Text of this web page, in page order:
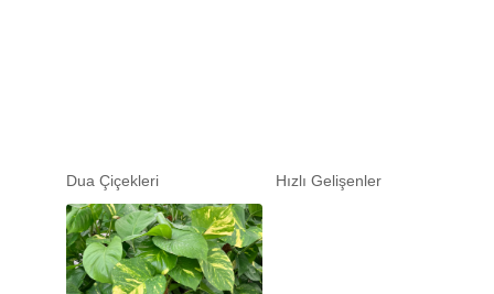
Dua Çiçekleri Hızlı Gelişenler